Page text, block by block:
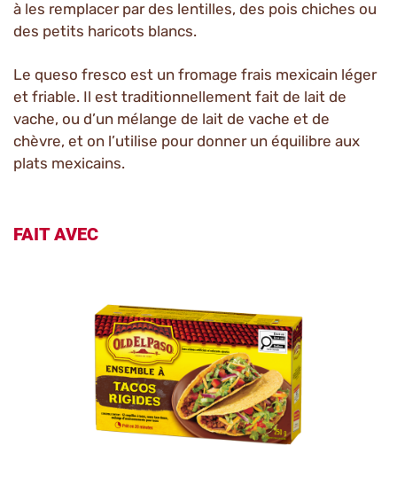
à les remplacer par des lentilles, des pois chiches ou
des petits haricots blancs.
Le queso fresco est un fromage frais mexicain léger
et friable. Il est traditionnellement fait de lait de
vache, ou d’un mélange de lait de vache et de
chèvre, et on l’utilise pour donner un équilibre aux
plats mexicains.
FAIT AVEC